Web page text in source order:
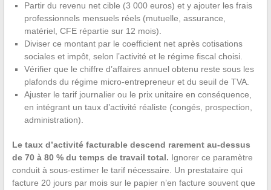
Partir du revenu net cible (3 000 euros) et y ajouter les frais
professionnels mensuels réels (mutuelle, assurance,
matériel, CFE répartie sur 12 mois).
Diviser ce montant par le coefficient net après cotisations
sociales et impôt, selon l’activité et le régime fiscal choisi.
Vérifier que le chiffre d’affaires annuel obtenu reste sous les
plafonds du régime micro-entrepreneur et du seuil de TVA.
Ajuster le tarif journalier ou le prix unitaire en conséquence,
en intégrant un taux d’activité réaliste (congés, prospection,
administration).
Le taux d’activité facturable descend rarement au-dessus
de 70 à 80 % du temps de travail total. Ignorer ce paramètre
conduit à sous-estimer le tarif nécessaire. Un prestataire qui
facture 20 jours par mois sur le papier n’en facture souvent que